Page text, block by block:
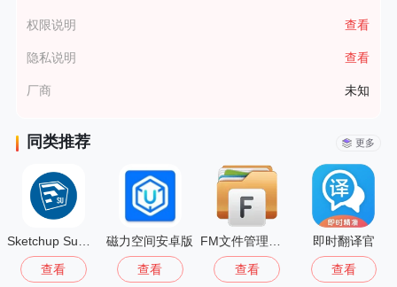
权限说明 查看
隐私说明 查看
厂商 未知
同类推荐 更多
查看
磁力空间安卓版
查看 查看
即时翻译官
查看